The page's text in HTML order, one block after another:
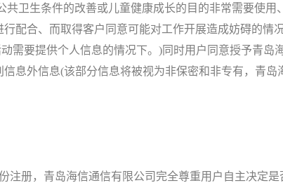
卫生条件的改善或儿童健康成长的目的非常需要使用
配合、而取得客户同意可能对工作开展造成妨碍的情
需要提供个人信息的情况下。)同时用户同意授予青岛
息外信息(该部分信息将被视为非保密和非专有，青
册，青岛海信通信有限公司完全尊重用户自主决定是